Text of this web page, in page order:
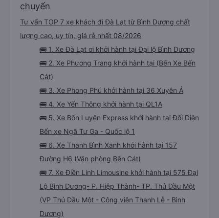
chuyến
Tư vấn TOP 7 xe khách đi Đà Lạt từ Bình Dương chất
lượng cao, uy tín, giá rẻ nhất 08/2026
🚌 1. Xe Đà Lạt ơi khởi hành tại Đại lộ Bình Dương
🚌 2. Xe Phương Trang khởi hành tại (Bến Xe Bến
Cát)
🚌 3. Xe Phong Phú khởi hành tại 36 Xuyên Á
🚌 4. Xe Yến Thông khởi hành tại QL1A
🚌 5. Xe Bốn Luyện Express khởi hành tại Đối Diện
Bến xe Ngã Tư Ga - Quốc lộ 1
🚌 6. Xe Thanh Bình Xanh khởi hành tại 157
Đường H6 (Văn phòng Bến Cát)
🚌 7. Xe Điền Linh Limousine khởi hành tại 575 Đại
Lộ Bình Dương- P. Hiệp Thành- TP. Thủ Dầu Một
(VP Thủ Dầu Một - Công viên Thanh Lễ - Bình
Dương)